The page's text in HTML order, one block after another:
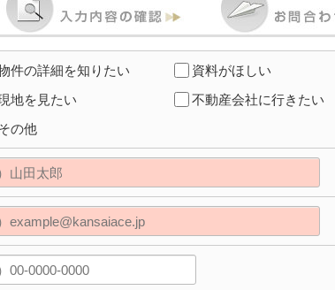
件の詳細を知りたい
資料がほしい
地を見たい
不動産会社に行きたい
の他